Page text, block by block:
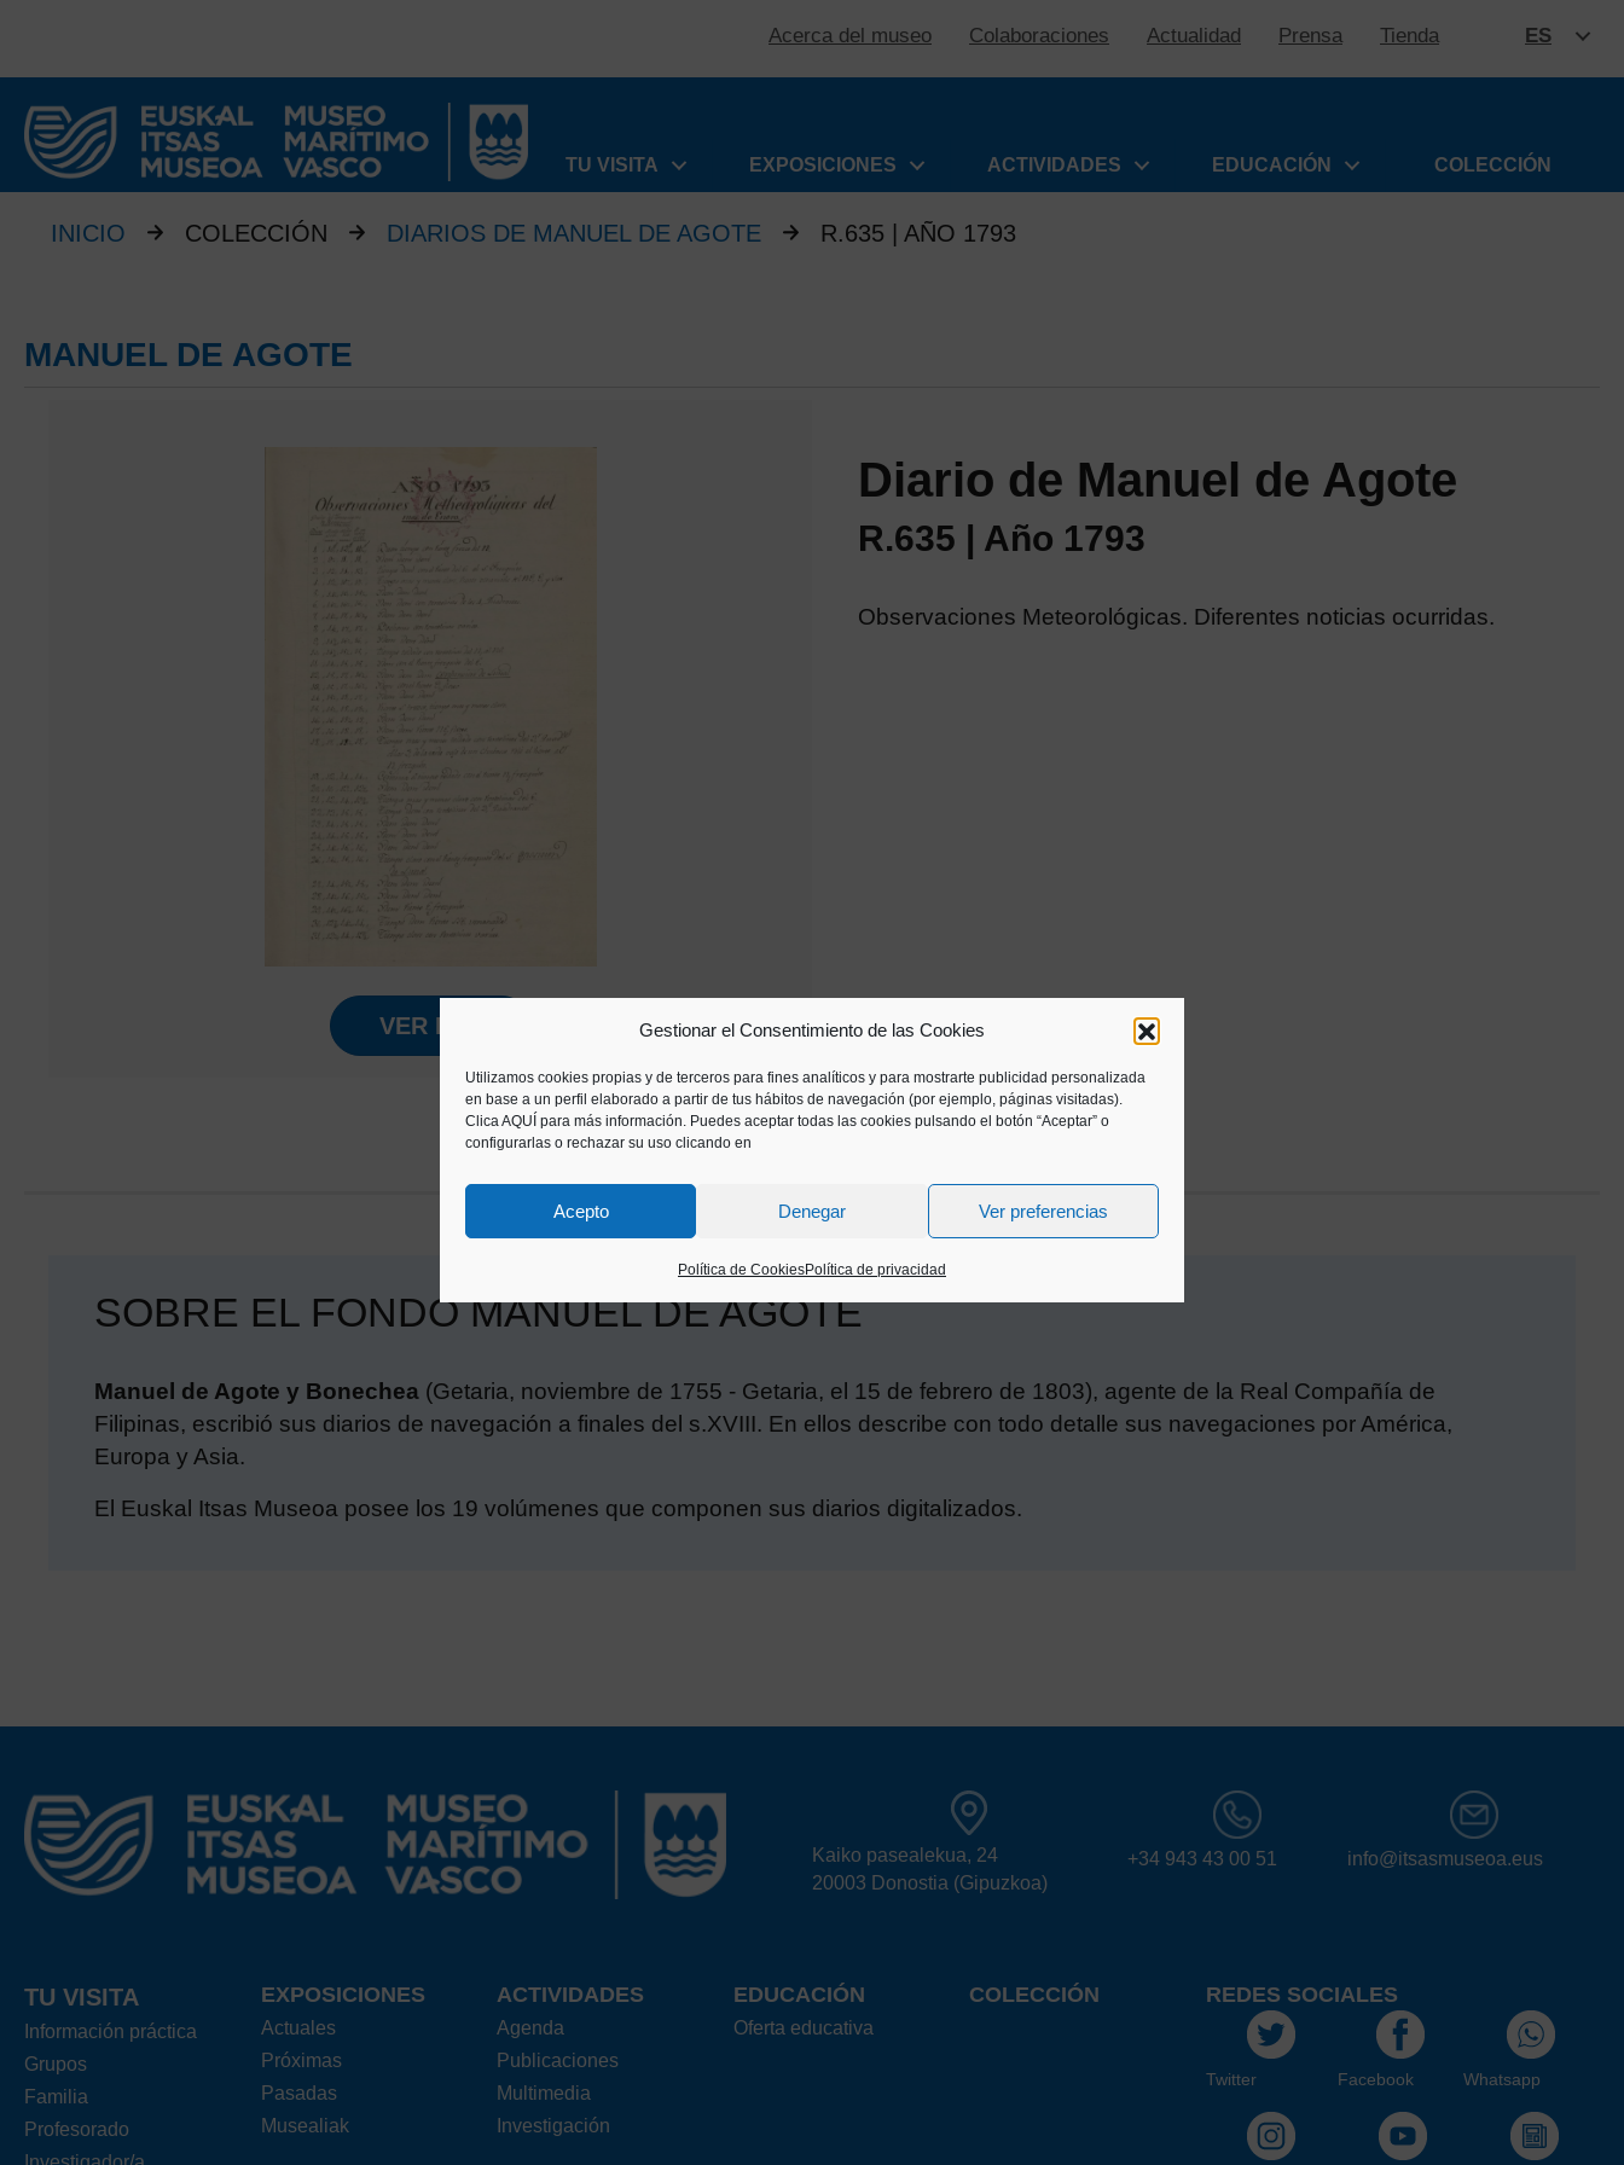
Gestionar el Consentimiento de las Cookies
Utilizamos cookies propias y de terceros para fines analíticos y para mostrarte publicidad personalizada
en base a un perfil elaborado a partir de tus hábitos de navegación (por ejemplo, páginas visitadas).
Clica AQUÍ para más información. Puedes aceptar todas las cookies pulsando el botón “Aceptar” o
configurarlas o rechazar su uso clicando en
Acepto Denegar Ver preferencias
Política de CookiesPolítica de privacidad
Acerca del museo Colaboraciones Actualidad Prensa Tienda ES
TU VISITA
EXPOSICIONES ACTIVIDADES EDUCACIÓN COLECCIÓN
INICIO COLECCIÓN DIARIOS DE MANUEL DE AGOTE R.635 | AÑO 1793
MANUEL DE AGOTE
VER PDF
Diario de Manuel de Agote
R.635 | Año 1793
Observaciones Meteorológicas. Diferentes noticias ocurridas.
SOBRE EL FONDO MANUEL DE AGOTE
Manuel de Agote y Bonechea (Getaria, noviembre de 1755 - Getaria, el 15 de febrero de 1803), agente de la Real Compañía de
Filipinas, escribió sus diarios de navegación a finales del s.XVIII. En ellos describe con todo detalle sus navegaciones por América,
Europa y Asia.
El Euskal Itsas Museoa posee los 19 volúmenes que componen sus diarios digitalizados.
Kaiko pasealekua, 24
20003 Donostia (Gipuzkoa)
+34 943 43 00 51 info@itsasmuseoa.eus
TU VISITA
Información práctica
Grupos
Familia
Profesorado
EXPOSICIONES
Actuales
Próximas
Pasadas
Musealiak
ACTIVIDADES
Agenda
Publicaciones
Multimedia
Investigación
EDUCACIÓN
Oferta educativa
COLECCIÓN REDES SOCIALES
Twitter Facebook Whatsapp